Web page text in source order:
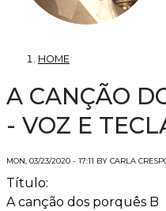
HOME
A CANÇÃO
- VOZ E
MON, 03/23/2020 - 17:11 BY CARLA
Título:
A canção dos porquês B